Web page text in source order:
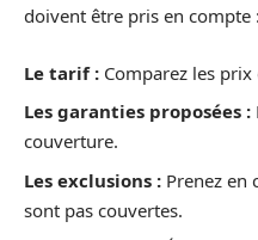
doivent être pris en compte :
Le tarif : Comparez les
Les garanties proposées :
couverture.
Les exclusions : Prenez en
sont pas couvertes.